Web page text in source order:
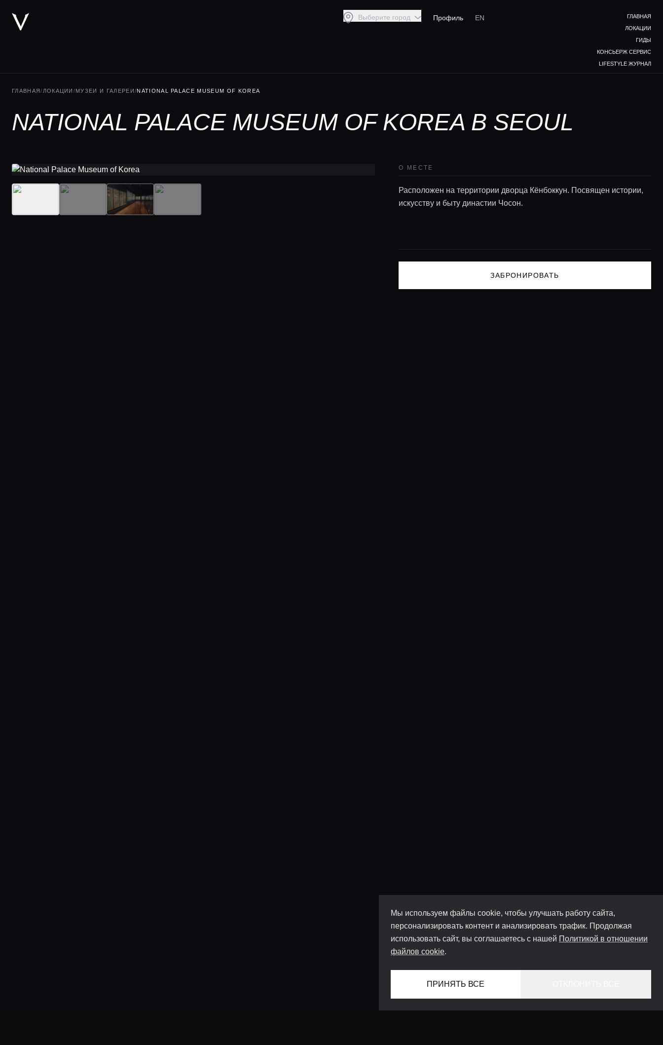
Мы используем файлы cookie, чтобы улучшать работу сайта,
персонализировать контент и анализировать трафик. Продолжая
использовать сайт, вы соглашаетесь с нашей Политикой в отношении
файлов cookie.
ПРИНЯТЬ ВСЕ
Выберите город Профиль EN
ГЛАВНАЯ
ЛОКАЦИИ
ГИДЫ
КОНСЬЕРЖ СЕРВИС
LIFESTYLE ЖУРНАЛ
ГЛАВНАЯ/ ЛОКАЦИИ /МУЗЕИ И ГАЛЕРЕИ/NATIONAL PALACE MUSEUM OF KOREA
NATIONAL PALACE MUSEUM OF KOREA В SEOUL
О МЕСТЕ
Расположен на территории дворца Кёнбоккун. Посвящен истории,
искусству и быту династии Чосон.
ЗАБРОНИРОВАТЬ